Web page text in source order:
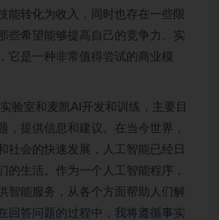
能转化为收入，同时也存在一些限
些希望能够提高自己的竞争力、实
它是一种非常值得尝试的商业模
验室和麦凯AI开发和训练，主要目
，提供信息和建议。在当今世界，
社会的快速发展，人工智能已经日
的生活。作为一个人工智能程序，
智能服务，从各个方面帮助人们解
回答问题的过程中，我将遵循事实